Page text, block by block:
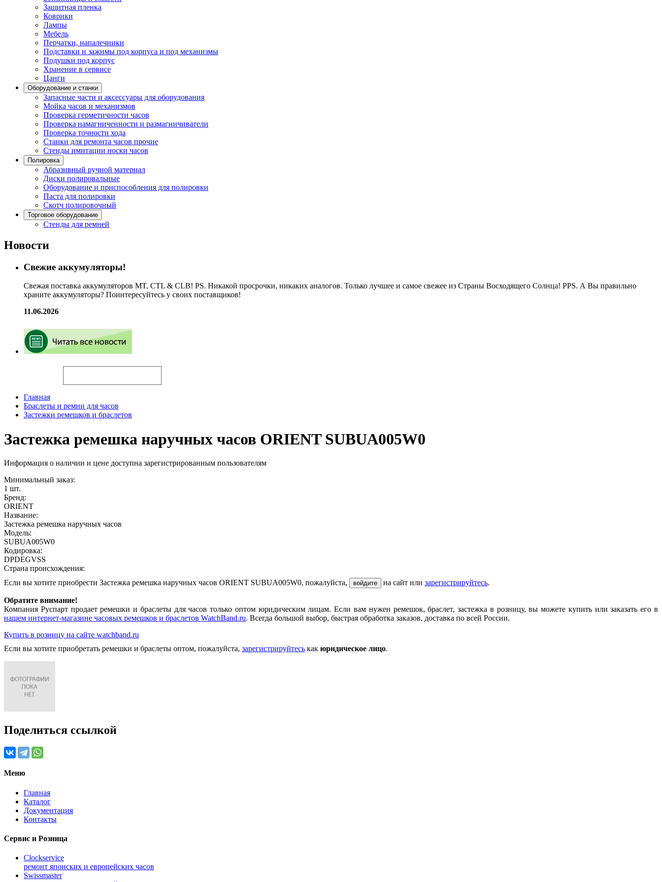
Защитная пленка
Коврики
Лампы
Мебель
Перчатки, напалечники
Подставки и зажимы под корпуса и под механизмы
Подушки под корпус
Хранение в сервисе
Цанги
Оборудование и станки
Запасные части и аксессуары для оборудования
Мойка часов и механизмов
Проверка герметичности часов
Проверка намагниченности и размагничиватели
Проверка точности хода
Станки для ремонта часов прочие
Стенды имитации носки часов
Полировка
Абразивный ручной материал
Диски полировальные
Оборудование и приспособления для полировки
Паста для полировки
Скотч полировочный
Торговое оборудование
Стенды для ремней
Новости
Свежие аккумуляторы!
Свежая поставка аккумуляторов MT, CTL & CLB! PS. Никакой просрочки, никаких аналогов. Только лучшее и самое свежее из Страны Восходящего Солнца! PPS. А Вы правильно
храните аккумуляторы? Поинтересуйтесь у своих поставщиков!
11.06.2026
Главная
Браслеты и ремни для часов
Застежки ремешков и браслетов
Застежка ремешка наручных часов ORIENT SUBUA005W0
Информация о наличии и цене доступна зарегистрированным пользователям
Минимальный заказ:
1 шт.
Бренд:
ORIENT
Название:
Застежка ремешка наручных часов
Модель:
SUBUA005W0
Кодировка:
DPDEGVSS
Страна происхождения:
Если вы хотите приобрести Застежка ремешка наручных часов ORIENT SUBUA005W0, пожалуйста,
войдите на сайт или зарегистрируйтесь.
Обратите внимание!
Компания Руспарт продает ремешки и браслеты для часов только оптом юридическим лицам. Если вам нужен ремешок, браслет, застежка в розницу, вы можете купить или заказать его в
нашем интернет-магазине часовых ремешков и браслетов WatchBand.ru. Всегда большой выбор, быстрая обработка заказов, доставка по всей России.
Купить в розницу на сайте watchband.ru
Если вы хотите приобретать ремешки и браслеты оптом, пожалуйста, зарегистрируйтесь как юридическое лицо.
Поделиться ссылкой
Меню
Главная
Каталог
Документация
Контакты
Сервис и Розница
Clockservice
ремонт японских и европейских часов
Swissmaster